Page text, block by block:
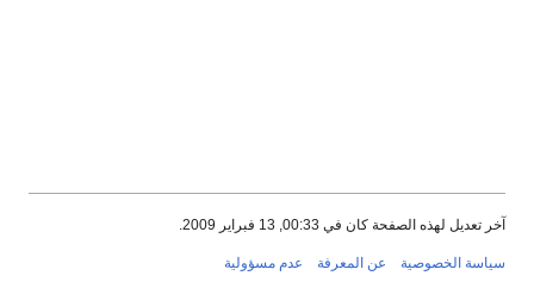
آخر تعديل لهذه الصفحة كان في 00:33, 13 فبراير 2009.
سياسة الخصوصية عن المعرفة عدم مسؤولية